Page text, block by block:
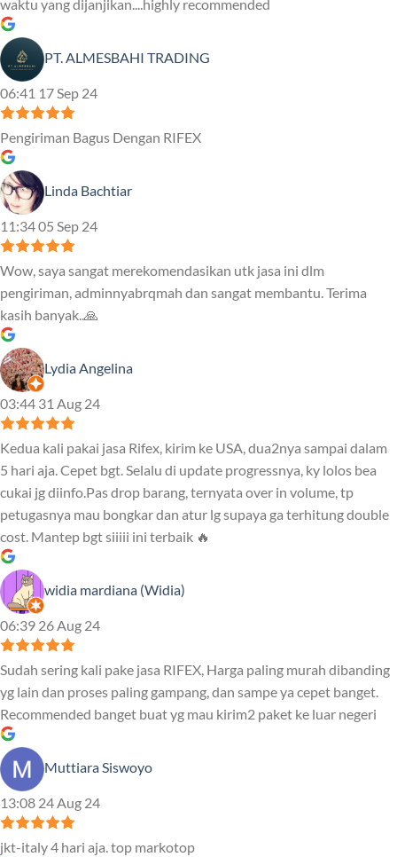
waktu yang dijanjikan....highly recommended
PT. ALMESBAHI TRADING
06:41 17 Sep 24
Pengiriman Bagus Dengan RIFEX
Linda Bachtiar
11:34 05 Sep 24
Wow, saya sangat merekomendasikan utk jasa ini dlm
pengiriman, adminnyabrqmah dan sangat membantu. Terima
kasih banyak..🙏
Lydia Angelina
03:44 31 Aug 24
Kedua kali pakai jasa Rifex, kirim ke USA, dua2nya sampai dalam
5 hari aja. Cepet bgt. Selalu di update progressnya, ky lolos bea
cukai jg diinfo.Pas drop barang, ternyata over in volume, tp
petugasnya mau bongkar dan atur lg supaya ga terhitung double
cost. Mantep bgt siiiii ini terbaik 🔥
widia mardiana (Widia)
06:39 26 Aug 24
Sudah sering kali pake jasa RIFEX, Harga paling murah dibanding
yg lain dan proses paling gampang, dan sampe ya cepet banget.
Recommended banget buat yg mau kirim2 paket ke luar negeri
Muttiara Siswoyo
13:08 24 Aug 24
jkt-italy 4 hari aja. top markotop